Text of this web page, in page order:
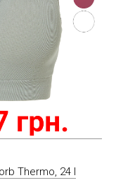
Thermo, 24 l